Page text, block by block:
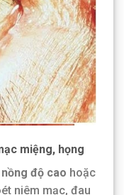
miệng, họng
độ cao hoặc
niêm mạc, đau